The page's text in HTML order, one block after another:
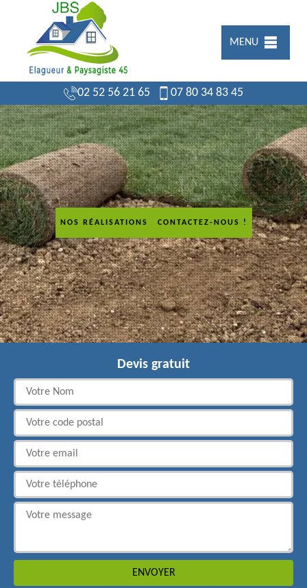
MENU
02 52 56 21 65 07 80 34 83 45
NOS RÉALISATIONS CONTACTEZ-NOUS !
Devis gratuit